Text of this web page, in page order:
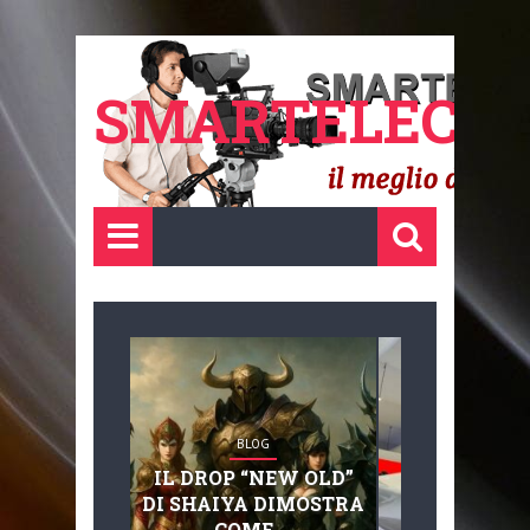
BLOG
IL DROP “NEW OLD”
DI SHAIYA DIMOSTRA